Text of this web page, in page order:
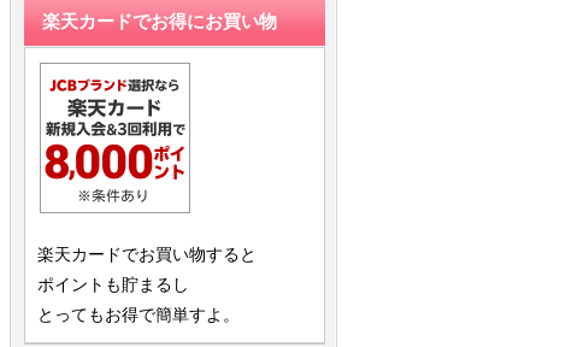
楽天カードでお得にお買い物
楽天カードでお買い物すると
ポイントも貯まるし
とってもお得で簡単すよ。